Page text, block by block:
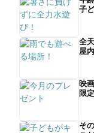
子
全
屋
映
限
そ